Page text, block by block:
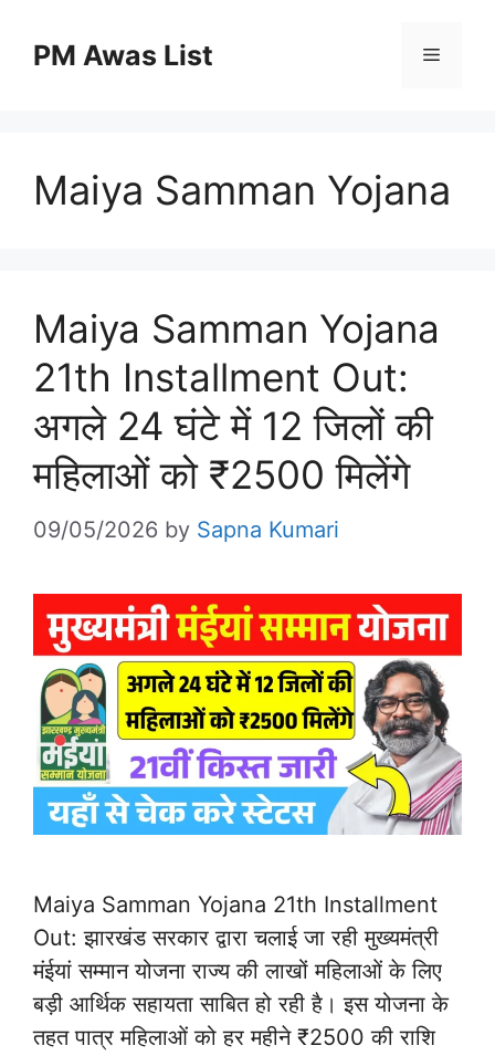
PM Awas List Menu
Maiya Samman Yojana
Maiya Samman Yojana
21th Installment Out:
अगले 24 घंटे में 12 जिलों की
महिलाओं को ₹2500 मिलेंगे
09/05/2026 by Sapna Kumari
Maiya Samman Yojana 21th Installment
Out: झारखंड सरकार द्वारा चलाई जा रही मुख्यमंत्री
मंईयां सम्मान योजना राज्य की लाखों महिलाओं के लिए
बड़ी आर्थिक सहायता साबित हो रही है। इस योजना के
तहत पात्र महिलाओं को हर महीने ₹2500 की राशि